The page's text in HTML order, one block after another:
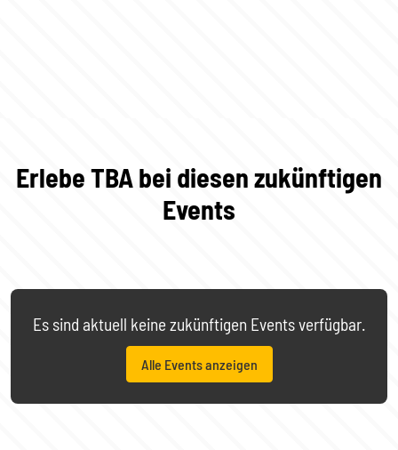
Erlebe TBA bei diesen zukünftigen
Events
Es sind aktuell keine zukünftigen Events verfügbar.
Alle Events anzeigen